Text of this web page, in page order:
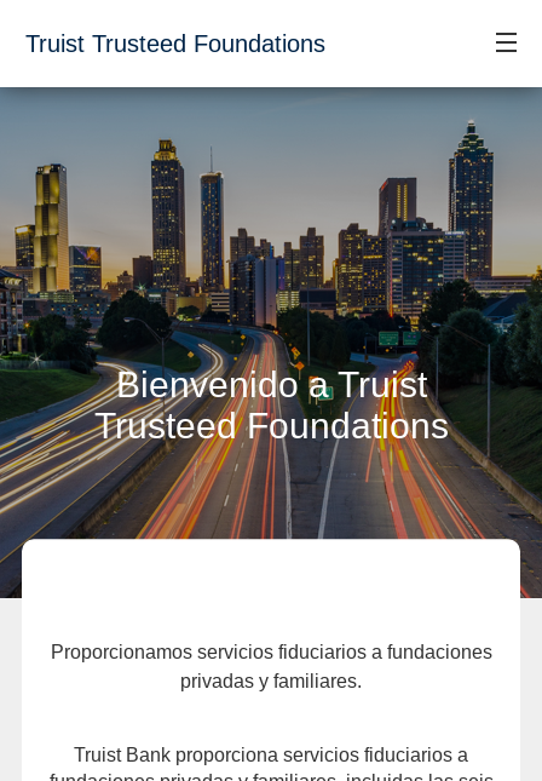
Truist Trusteed Foundations
Bienvenido a Truist
Trusteed Foundations
Proporcionamos servicios fiduciarios a fundaciones
privadas y familiares.
Truist Bank proporciona servicios fiduciarios a